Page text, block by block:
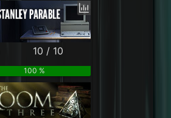
10 / 10
100 %